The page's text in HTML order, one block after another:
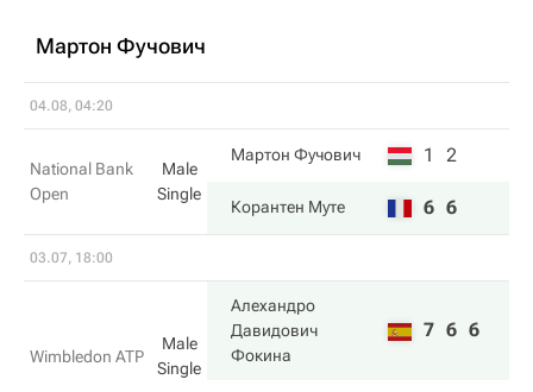
Мартон Фучович
04.08, 04:20
National Bank
Open
Male
Single
Мартон Фучович 1 2
Корантен Муте 6 6
03.07, 18:00
Wimbledon ATP
Male
Single
Алехандро
Давидович
Фокина
7 6 6